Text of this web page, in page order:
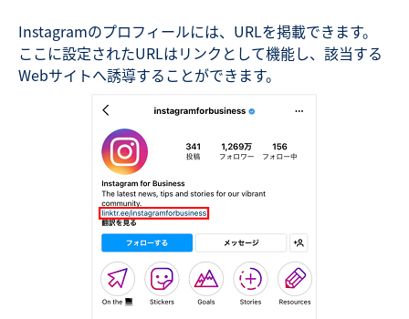
Instagramのプロフィールには、URLを掲載できます。
ここに設定されたURLはリンクとして機能し、該当する
Webサイトへ誘導することができます。